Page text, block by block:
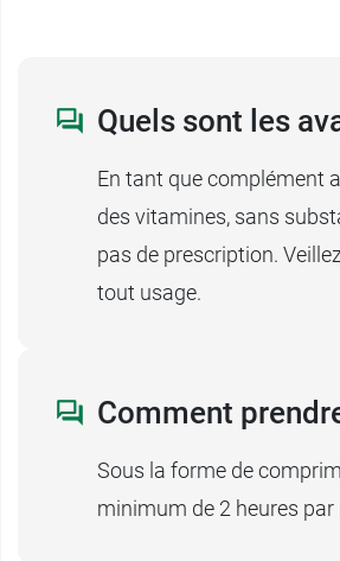
Découvrez les
Fabricant
BIOES
48 Rue des Petites
01 44 95 14 98
Quels sont les
En tant que complément
des vitamines, sans
pas de prescription.
tout usage.
Comment
Sous la forme de
minimum de 2 heures